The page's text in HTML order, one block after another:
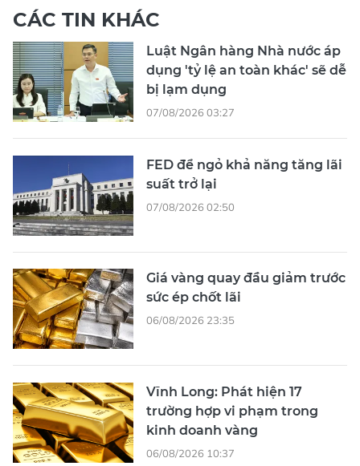
CÁC TIN KHÁC
Luật Ngân hàng Nhà nước áp
dụng 'tỷ lệ an toàn khác' sẽ dễ
bị lạm dụng
07/08/2026 03:27
FED để ngỏ khả năng tăng lãi
suất trở lại
07/08/2026 02:50
Giá vàng quay đầu giảm trước
sức ép chốt lãi
06/08/2026 23:35
Vĩnh Long: Phát hiện 17
trường hợp vi phạm trong
kinh doanh vàng
06/08/2026 10:37